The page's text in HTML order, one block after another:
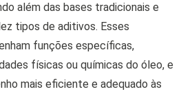
além das bases tradicionais e
tipos de aditivos. Esses
funções específicas,
físicas ou químicas do óleo, e
mais eficiente e adequado às